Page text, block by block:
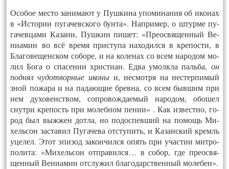
Осо­бое мес­то за­нима­ют у Пуш­ки­на упо­мина­ния об ико­нах
в «Ис­то­рии пу­гачевс­ко­го бун­та». Нап­ри­мер, о штур­ме пу­
гачев­ца­ми Ка­зани, Пуш­кин пи­шет: «Пре­ос­вя­щен­ный Ве­
ни­амин во всё вре­мя прис­ту­па на­ходил­ся в кре­пос­ти, в
Бла­гове­щенс­ком со­боре, и на ко­ленах со всем на­родом мо­
лил Бо­га о спа­сении хрис­ти­ан. Ед­ва умолк­ла паль­ба, он
под­нял чу­дот­ворные ико­ныи, нес­мотря на нес­терпи­мый
зной по­жара и на па­да­ющие брев­на, со всем быв­шим при
нем ду­ховенс­твом, соп­ро­вож­да­емый на­родом, обо­шел
снут­ри кре­пость при мо­леб­ном пе­нии» . Как из­вест­но, го­
род был выж­жен дот­ла, но по­дос­певший на по­мощь Ми­
хель­сон зас­та­вил Пу­гаче­ва отс­ту­пить, и Ка­занс­кий кремль
уце­лел. Этот эпи­зод за­кон­чился опять при учас­тии мит­ро­
поли­та: «Ми­хель­сон отп­ра­вил­ся… в со­бор, где пре­ос­вя­
щен­ный Ве­ни­амин отс­лу­жил бла­годарс­твен­ный мо­лебен».